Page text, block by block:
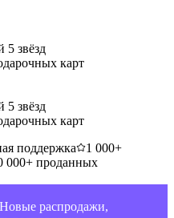
5 звёзд
карт
5 звёзд
карт
поддержка
1 000+
000+ проданных
распродажи,